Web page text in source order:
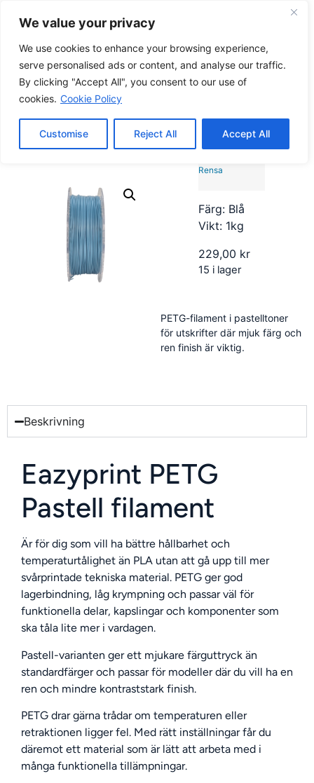
We value your privacy
We use cookies to enhance your browsing experience,
serve personalised ads or content, and analyse our traffic.
By clicking "Accept All", you consent to our use of
cookies. Cookie Policy
Customise Reject All Accept All
Hem/Filament /PETG
Eazyprint PETG Pastell
Rensa
Färg: Blå
Vikt: 1kg
229,00 kr
15 i lager
PETG-filament i pastelltoner
för utskrifter där mjuk färg och
ren finish är viktig.
Beskrivning
Eazyprint PETG
Pastell filament
Är för dig som vill ha bättre hållbarhet och
temperaturtålighet än PLA utan att gå upp till mer
svårprintade tekniska material. PETG ger god
lagerbindning, låg krympning och passar väl för
funktionella delar, kapslingar och komponenter som
ska tåla lite mer i vardagen.
Pastell-varianten ger ett mjukare färguttryck än
standardfärger och passar för modeller där du vill ha en
ren och mindre kontraststark finish.
PETG drar gärna trådar om temperaturen eller
retraktionen ligger fel. Med rätt inställningar får du
däremot ett material som är lätt att arbeta med i
många funktionella tillämpningar.